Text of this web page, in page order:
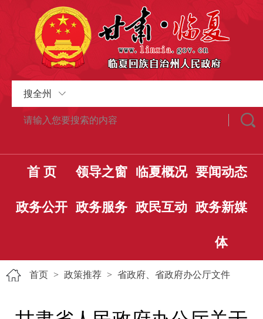
搜全州
首 页 领导之窗 临夏概况 要闻动态
政务公开 政务服务 政民互动 政务新媒
体
首页 > 政策推荐 > 省政府、省政府办公厅文件